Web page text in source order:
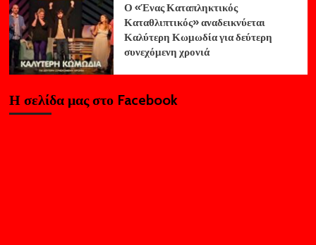
Ο «Ένας Καταπληκτικός
Καταθλιπτικός» αναδεικνύεται
Καλύτερη Κωμωδία για δεύτερη
συνεχόμενη χρονιά
Η σελίδα μας στο Facebook